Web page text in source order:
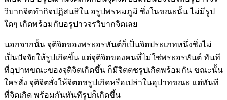
วิบากจิตทำกิจปฏิสนธิใน อรูปพรหมภูมิ ซึ่งในขณะนั้น ไม่มีรูป
ใดๆ เกิดพร้อมกับอรูปาวจรวิบากจิตเลย
นอกจากนั้น จุติจิตของพระอรหันต์ก็เป็นจิตประเภทหนึ่งซึ่งไม่
เป็นปัจจัยให้รูปเกิดขึ้น แต่จุติจิตของคนที่ไม่ใช่พระอรหันต์ ทันที
ที่อุปาทขณะของจุติจิตเกิดขึ้น ก็มีจิตตชรูปเกิดพร้อมกัน ขณะนั้น
ใครสั่ง จุติจิตสั่งให้จิตตชรูปเกิดหรือเปล่าในอุปาทขณะ แต่ทันที
ที่จิตเกิด พร้อมกันทันทีรูปก็เกิดขึ้น